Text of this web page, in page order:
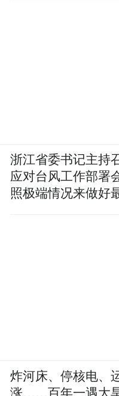
浙江省委书记主持
应对台风工作部署
照极端情况来做好
炸河床、停核电、
涨……百年一遇大